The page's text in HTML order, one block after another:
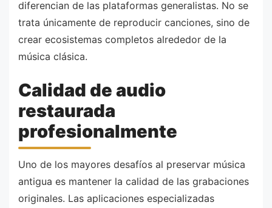
diferencian de las plataformas generalistas. No se
trata únicamente de reproducir canciones, sino de
crear ecosistemas completos alrededor de la
música clásica.
Calidad de audio
restaurada
profesionalmente
Uno de los mayores desafíos al preservar música
antigua es mantener la calidad de las grabaciones
originales. Las aplicaciones especializadas